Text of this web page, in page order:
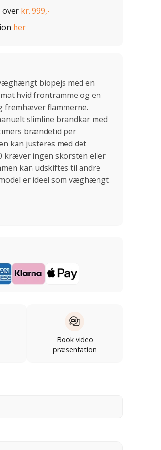
over kr. 999,-
her
biopejs med en
hvid frontramme og en
fremhæver flammerne.
slimline brandkar med
brændetid per
kan justeres med det
kræver ingen skorsten eller
kan udskiftes til andre
er ideel som væghængt
Book video
præsentation